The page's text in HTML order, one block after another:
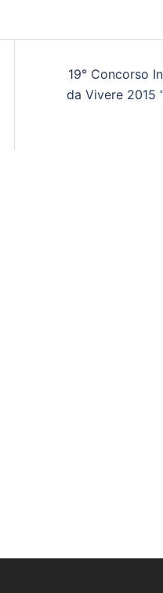
19° Concorso
da Vivere 2015